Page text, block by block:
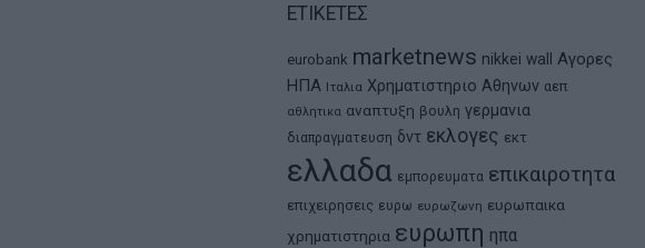
ΕΤΙΚΕΤΕΣ
eurobank marketnews nikkei wall
Αγορες
ΗΠΑ Ιταλια Χρηματιστηριο Αθηνων αεπ
αθλητικα αναπτυξη βουλη γερμανια
διαπραγματευση δντ εκλογες εκτ
ελλαδα εμπορευματα επικαιροτητα
επιχειρησεις ευρω ευρωζωνη ευρωπαικα
χρηματιστηρια ευρωπη ηπα